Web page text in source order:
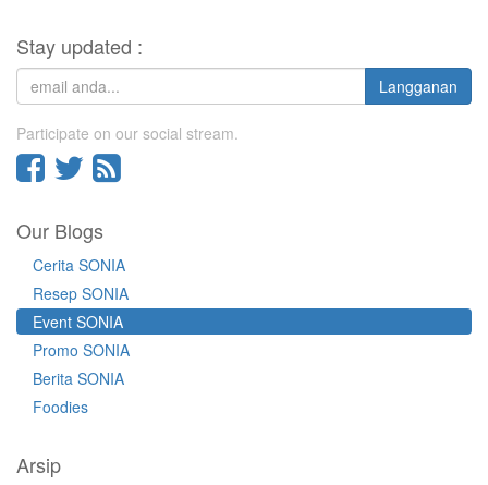
Stay updated :
Langganan
Participate on our social stream.
Our Blogs
Cerita SONIA
Resep SONIA
Event SONIA
Promo SONIA
Berita SONIA
Foodies
Arsip